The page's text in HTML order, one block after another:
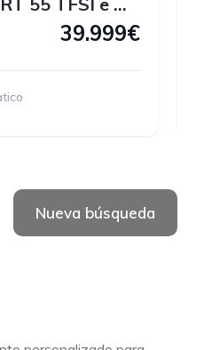
39.999€
Nueva búsqueda